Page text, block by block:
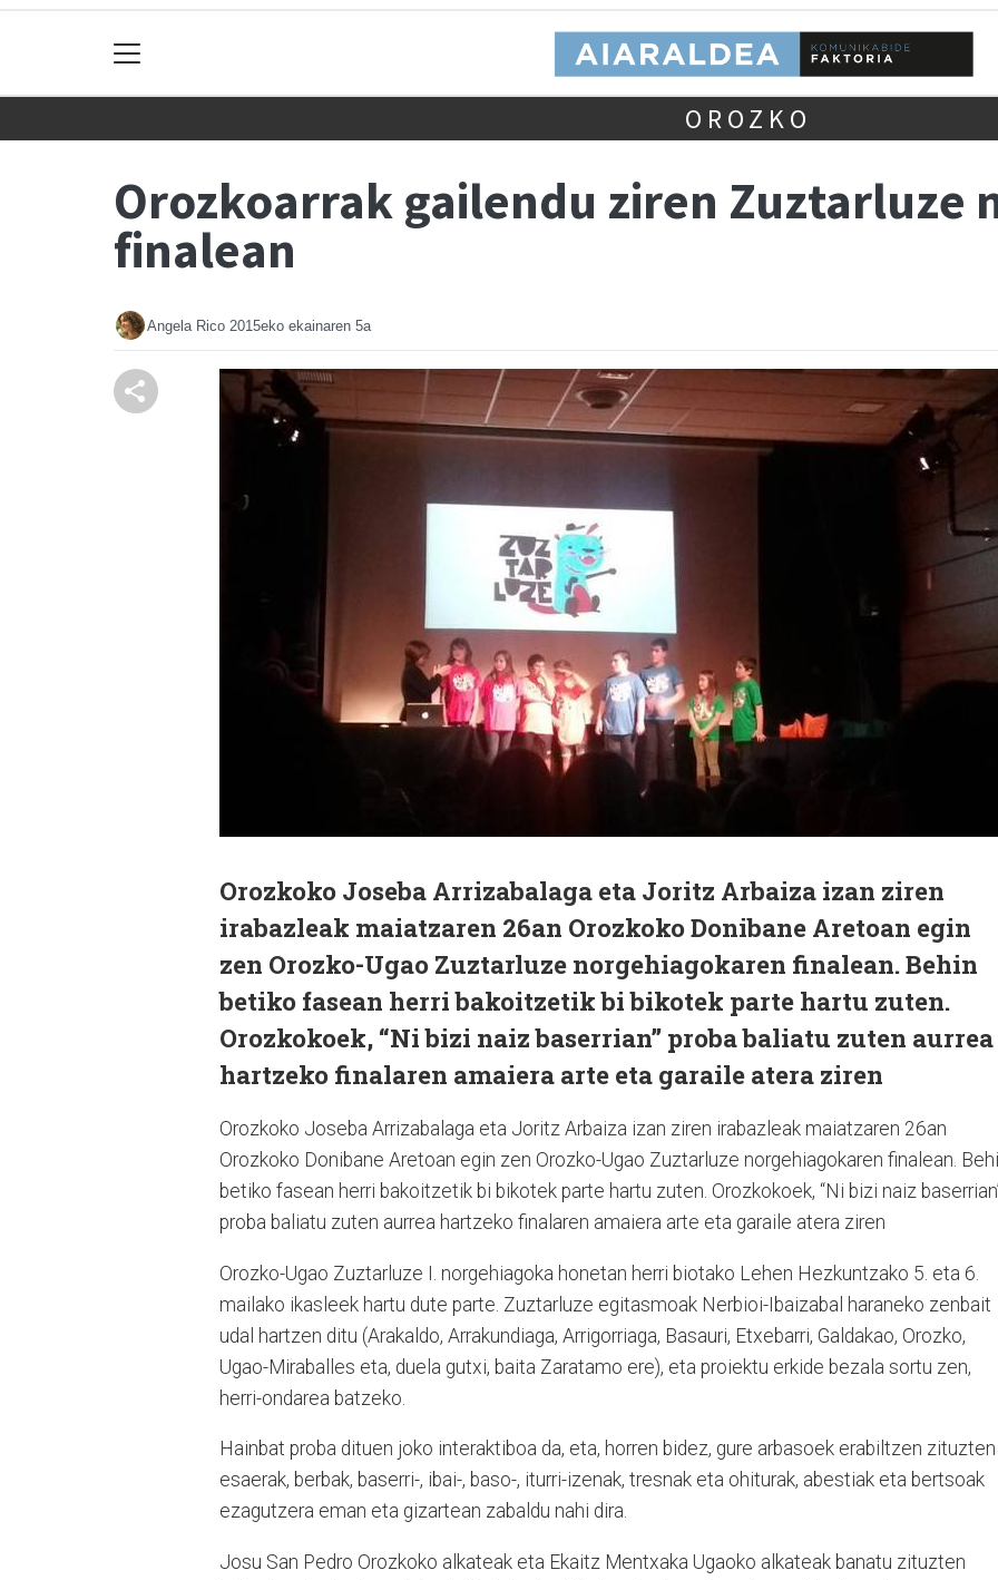
OROZKO
Orozkoarrak gailendu ziren Zuztarluze
finalean
Angela Rico 2015eko ekainaren 5a
Orozkoko Joseba Arrizabalaga eta Joritz Arbaiza izan ziren
irabazleak maiatzaren 26an Orozkoko Donibane Aretoan egin
zen Orozko-Ugao Zuztarluze norgehiagokaren finalean. Behin
betiko fasean herri bakoitzetik bi bikotek parte hartu zuten.
Orozkokoek, “Ni bizi naiz baserrian” proba baliatu zuten aurrea
hartzeko finalaren amaiera arte eta garaile atera ziren
Orozkoko Joseba Arrizabalaga eta Joritz Arbaiza izan ziren irabazleak maiatzaren 26an
Orozkoko Donibane Aretoan egin zen Orozko-Ugao Zuztarluze norgehiagokaren finalean.
betiko fasean herri bakoitzetik bi bikotek parte hartu zuten. Orozkokoek, “Ni bizi naiz
proba baliatu zuten aurrea hartzeko finalaren amaiera arte eta garaile atera ziren
Orozko-Ugao Zuztarluze I. norgehiagoka honetan herri biotako Lehen Hezkuntzako 5. eta 6.
mailako ikasleek hartu dute parte. Zuztarluze egitasmoak Nerbioi-Ibaizabal haraneko zenbait
udal hartzen ditu (Arakaldo, Arrakundiaga, Arrigorriaga, Basauri, Etxebarri, Galdakao, Orozko,
Ugao-Miraballes eta, duela gutxi, baita Zaratamo ere), eta proiektu erkide bezala sortu zen,
herri-ondarea batzeko.
Hainbat proba dituen joko interaktiboa da, eta, horren bidez, gure arbasoek erabiltzen zituzten
esaerak, berbak, baserri-, ibai-, baso-, iturri-izenak, tresnak eta ohiturak, abestiak eta bertsoak
ezagutzera eman eta gizartean zabaldu nahi dira.
Josu San Pedro Orozkoko alkateak eta Ekaitz Mentxaka Ugaoko alkateak banatu zituzten